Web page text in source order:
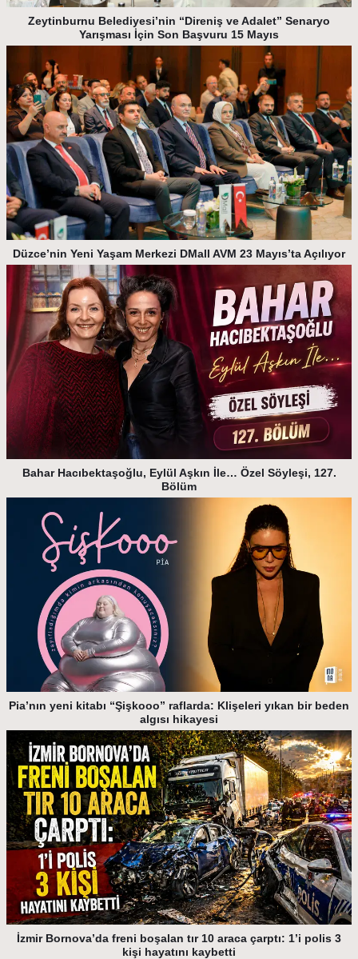
Zeytinburnu Belediyesi’nin “Direniş ve Adalet” Senaryo
Yarışması İçin Son Başvuru 15 Mayıs
Düzce’nin Yeni Yaşam Merkezi DMall AVM 23 Mayıs’ta Açılıyor
Bahar Hacıbektaşoğlu, Eylül Aşkın İle… Özel Söyleşi, 127.
Bölüm
Pia’nın yeni kitabı “Şişkooo” raflarda: Klişeleri yıkan bir beden
algısı hikayesi
İzmir Bornova’da freni boşalan tır 10 araca çarptı: 1’i polis 3
kişi hayatını kaybetti